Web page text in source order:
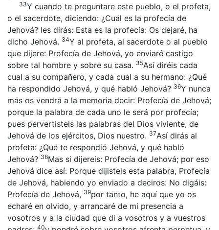
33Y cuando te preguntare este pueblo, o el profeta,
o el sacerdote, diciendo: ¿Cuál es la profecía de
Jehová? les dirás: Esta es la profecía: Os dejaré, ha
dicho Jehová. 34Y al profeta, al sacerdote o al pueblo
que dijere: Profecía de Jehová, yo enviaré castigo
sobre tal hombre y sobre su casa. 35Así diréis cada
cual a su compañero, y cada cual a su hermano: ¿Qué
ha respondido Jehová, y qué habló Jehová? 36Y nunca
más os vendrá a la memoria decir: Profecía de Jehová;
porque la palabra de cada uno le será por profecía;
pues pervertisteis las palabras del Dios viviente, de
Jehová de los ejércitos, Dios nuestro. 37Así dirás al
profeta: ¿Qué te respondió Jehová, y qué habló
Jehová? 38Mas si dijereis: Profecía de Jehová; por eso
Jehová dice así: Porque dijisteis esta palabra, Profecía
de Jehová, habiendo yo enviado a deciros: No digáis:
Profecía de Jehová, 39por tanto, he aquí que yo os
echaré en olvido, y arrancaré de mi presencia a
vosotros y a la ciudad que di a vosotros y a vuestros
40